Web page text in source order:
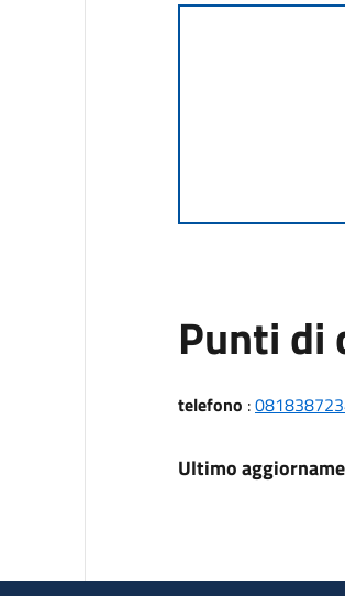
Punti di
telefono :
Ultimo